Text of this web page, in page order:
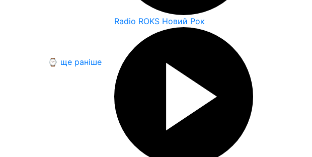
⌚ ще раніше
Radio ROKS Новий Рок